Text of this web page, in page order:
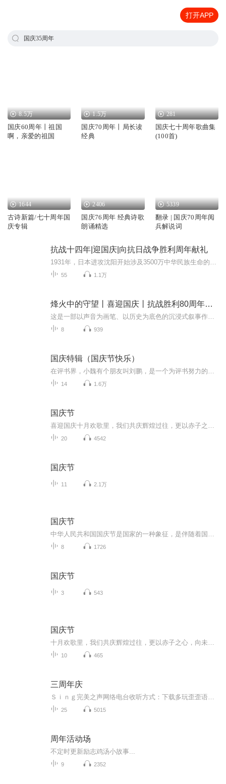
打开APP
国庆35周年
8.5万
国庆60周年丨祖国
啊，亲爱的祖国
1.5万
国庆70周年丨局长读
经典
281
国庆七十周年歌曲集
(100首)
1644
古诗新篇/七十周年国
庆专辑
2406
国庆76周年 经典诗歌
朗诵精选
5339
翻录 | 国庆70周年阅
兵解说词
抗战十四年|迎国庆|向抗日战争胜利周年献礼
55 1.1万
烽火中的守望丨喜迎国庆丨抗战胜利80周年丨广播剧
8 939
国庆特辑（国庆节快乐）
14 1.6万
国庆节
20 4542
国庆节
11 2.1万
国庆节
8 1726
国庆节
3 543
国庆节
10 465
三周年庆
25 5015
周年活动场
不定时更新励志鸡汤小故事...
9 2352